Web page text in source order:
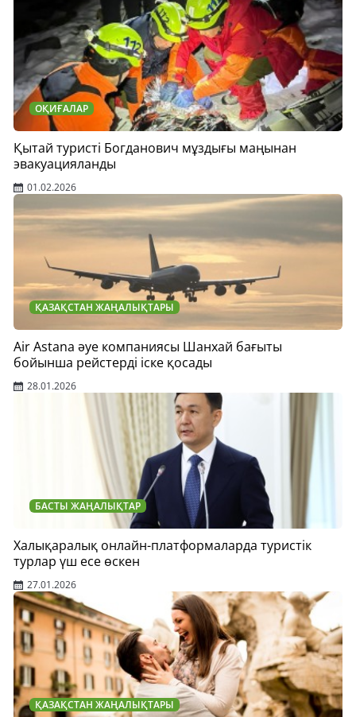
ОҚИҒАЛАР
Қытай туристі Богданович мұздығы маңынан
эвакуацияланды
01.02.2026
ҚАЗАҚСТАН ЖАҢАЛЫҚТАРЫ
Air Astana әуе компаниясы Шанхай бағыты
бойынша рейстерді іске қосады
28.01.2026
БАСТЫ ЖАҢАЛЫҚТАР
Халықаралық онлайн-платформаларда туристік
турлар үш есе өскен
27.01.2026
ҚАЗАҚСТАН ЖАҢАЛЫҚТАРЫ